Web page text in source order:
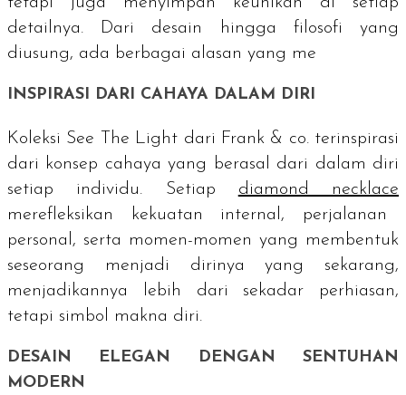
detailnya. Dari desain hingga filosofi yang
diusung, ada berbagai alasan yang me
INSPIRASI DARI CAHAYA DALAM DIRI
Koleksi See The Light dari Frank & co. terinspirasi
dari konsep cahaya yang berasal dari dalam diri
setiap individu. Setiap diamond necklace
merefleksikan kekuatan internal, perjalanan
personal, serta momen-momen yang membentuk
seseorang menjadi dirinya yang sekarang,
menjadikannya lebih dari sekadar perhiasan,
tetapi simbol makna diri.
DESAIN ELEGAN DENGAN SENTUHAN
MODERN